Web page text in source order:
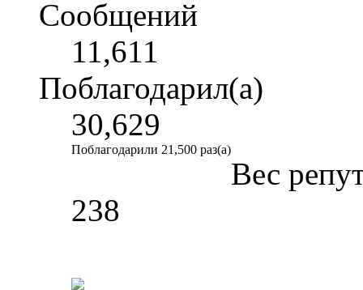
Сообщений
11,611
Поблагодарил(а)
30,629
Поблагодарили 21,500 раз(а)
Вес
238